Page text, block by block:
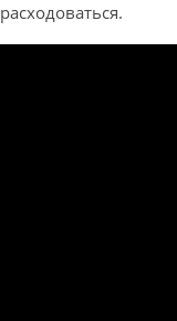
расходоваться.